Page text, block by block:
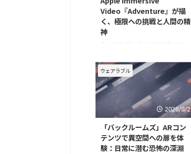
Video『Adventure』が描
く、極限への挑戦と人間の精
神
ウェアラブルデバイスの進化は、
つつあります。特に、Apple
Vision Proで提供されるApple
Immersive Videoは、単なる視聴
を超え、まるでその場にいるかの
ような圧倒的な没入感を可能にし
ウェアラブル
2026/8/2
「バックルームズ」ARコン
テンツで異空間への扉を体
験：日常に潜む恐怖の深淵